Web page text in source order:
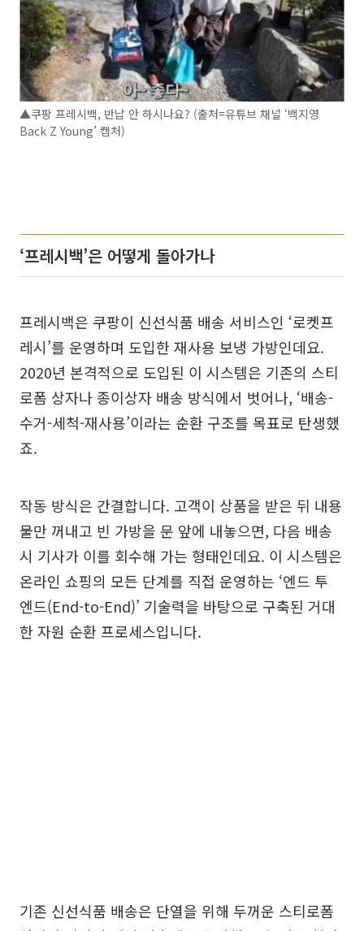
▲쿠팡 프레시백, 반납 안 하시나요? (출처=유튜브 채널 ‘백지영
Back Z Young’ 캡처)
‘프레시백’은 어떻게 돌아가나
프레시백은 쿠팡이 신선식품 배송 서비스인 ‘로켓프
레시’를 운영하며 도입한 재사용 보냉 가방인데요.
2020년 본격적으로 도입된 이 시스템은 기존의 스티
로폼 상자나 종이상자 배송 방식에서 벗어나, ‘배송-
수거-세척-재사용’이라는 순환 구조를 목표로 탄생했
죠.
작동 방식은 간결합니다. 고객이 상품을 받은 뒤 내용
물만 꺼내고 빈 가방을 문 앞에 내놓으면, 다음 배송
시 기사가 이를 회수해 가는 형태인데요. 이 시스템은
온라인 쇼핑의 모든 단계를 직접 운영하는 ‘엔드 투
엔드(End-to-End)’ 기술력을 바탕으로 구축된 거대
한 자원 순환 프로세스입니다.
기존 신선식품 배송은 단열을 위해 두꺼운 스티로폼